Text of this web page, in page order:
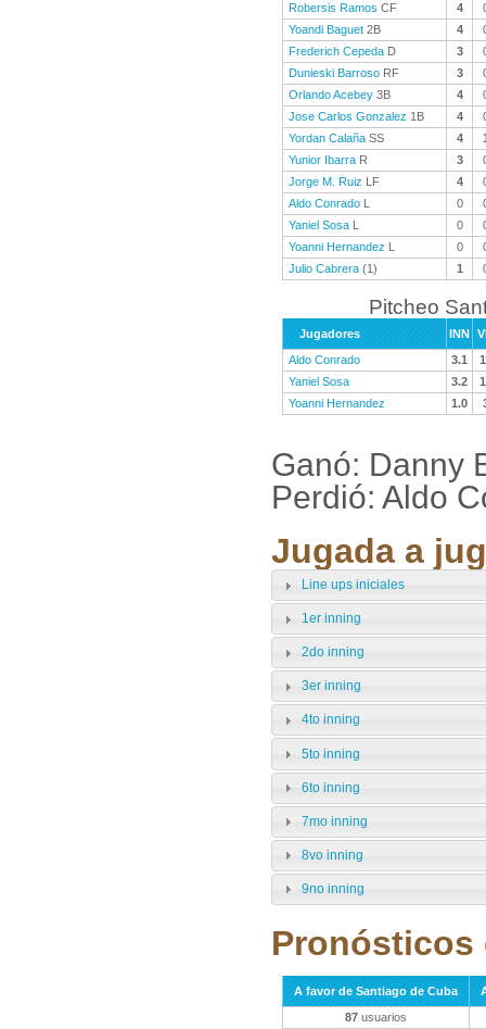
Robersis Ramos CF 4
Yoandi Baguet 2B 4
Frederich Cepeda D 3
Dunieski Barroso RF 3
Orlando Acebey 3B 4
Jose Carlos Gonzalez 1B 4
Yordan Calaña SS 4
Yunior Ibarra R 3
Jorge M. Ruiz LF 4
Aldo Conrado L 0
Yaniel Sosa L 0
Yoanni Hernandez L 0
Julio Cabrera (1) 1
Pitcheo
Jugadores INN
Aldo Conrado
3.1
Yaniel Sosa
3.2
Yoanni Hernandez
1.0
Ganó: Danny
Perdió: Aldo
Jugada a
Line ups iniciales
1er inning
2do inning
3er inning
4to inning
5to inning
6to inning
7mo inning
8vo inning
9no inning
Pronósticos
A favor de Santiago de Cuba
87 usuarios